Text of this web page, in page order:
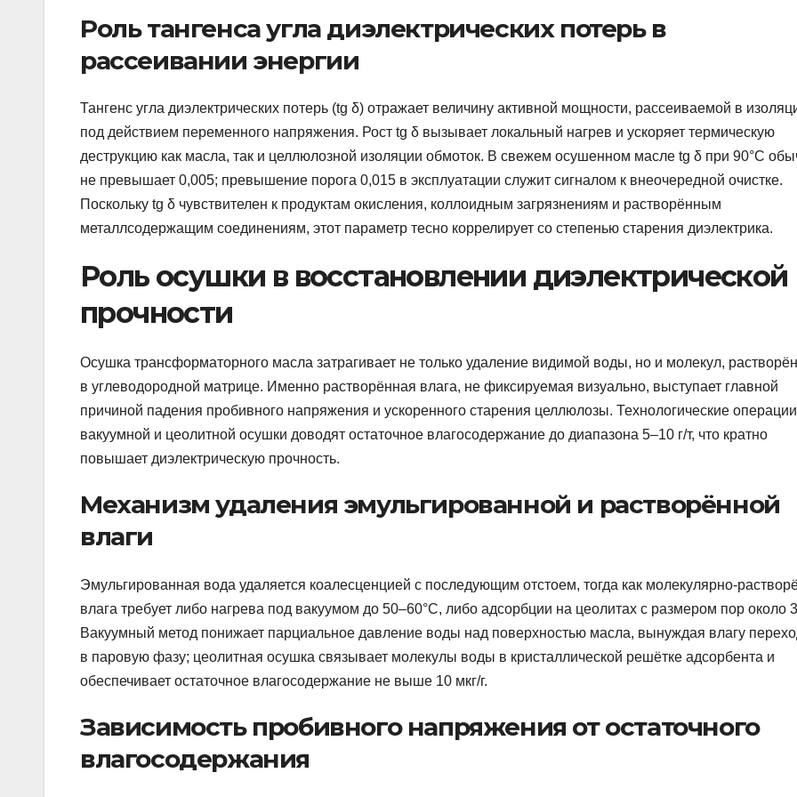
Роль тангенса угла диэлектрических потерь в
рассеивании энергии
Тангенс угла диэлектрических потерь (tg δ) отражает величину активной мощности, рассеиваемой в
под действием переменного напряжения. Рост tg δ вызывает локальный нагрев и ускоряет термическую
деструкцию как масла, так и целлюлозной изоляции обмоток. В свежем осушенном масле tg δ при 90°C
не превышает 0,005; превышение порога 0,015 в эксплуатации служит сигналом к внеочередной очистке.
Поскольку tg δ чувствителен к продуктам окисления, коллоидным загрязнениям и растворённым
металлсодержащим соединениям, этот параметр тесно коррелирует со степенью старения диэлектрика.
Роль осушки в восстановлении диэлектрической
прочности
Осушка трансформаторного масла затрагивает не только удаление видимой воды, но и молекул,
в углеводородной матрице. Именно растворённая влага, не фиксируемая визуально, выступает главной
причиной падения пробивного напряжения и ускоренного старения целлюлозы. Технологические операции
вакуумной и цеолитной осушки доводят остаточное влагосодержание до диапазона 5–10 г/т, что кратно
повышает диэлектрическую прочность.
Механизм удаления эмульгированной и растворённой
влаги
Эмульгированная вода удаляется коалесценцией с последующим отстоем, тогда как молекулярно-
влага требует либо нагрева под вакуумом до 50–60°С, либо адсорбции на цеолитах с размером пор около
Вакуумный метод понижает парциальное давление воды над поверхностью масла, вынуждая влагу
в паровую фазу; цеолитная осушка связывает молекулы воды в кристаллической решётке адсорбента и
обеспечивает остаточное влагосодержание не выше 10 мкг/г.
Зависимость пробивного напряжения от остаточного
влагосодержания